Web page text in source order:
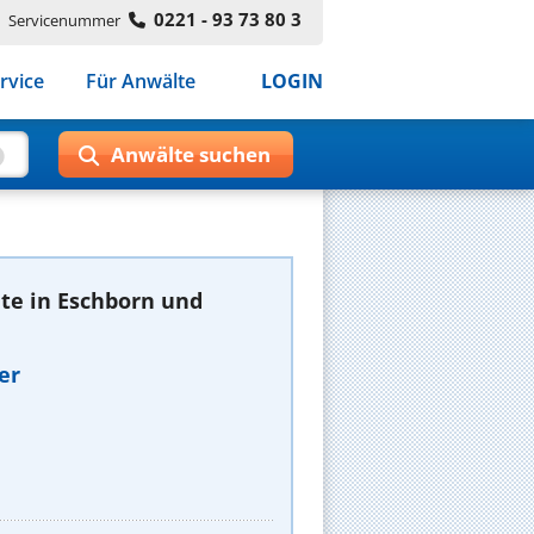
Servicenummer 0221 - 93 73 80 3
Für Anwälte LOGIN
in Eschborn und